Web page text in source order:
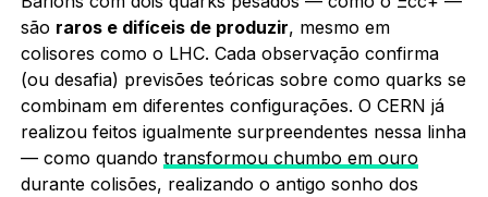
são raros e difíceis de produzir, mesmo em
colisores como o LHC. Cada observação confirma
(ou desafia) previsões teóricas sobre como quarks se
combinam em diferentes configurações. O CERN já
realizou feitos igualmente surpreendentes nessa linha
— como quando transformou chumbo em ouro
durante colisões, realizando o antigo sonho dos